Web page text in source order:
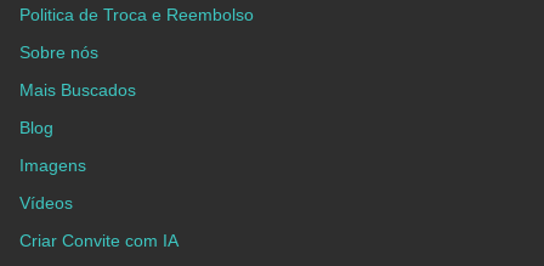
Politica de Troca e Reembolso
Sobre nós
Mais Buscados
Blog
Imagens
Vídeos
Criar Convite com IA